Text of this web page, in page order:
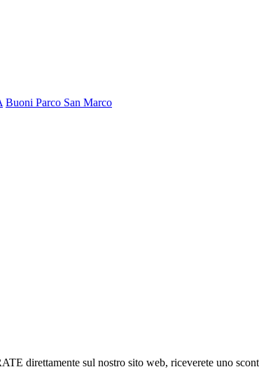
Buoni Parco San Marco
direttamente sul nostro sito web, riceverete uno